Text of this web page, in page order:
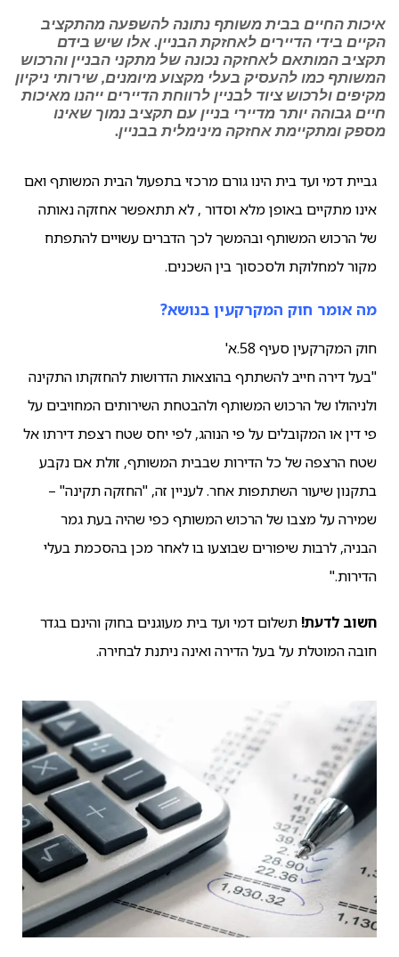
איכות החיים בבית משותף נתונה להשפעה מהתקציב
הקיים בידי הדיירים לאחזקת הבניין. אלו שיש בידם
תקציב המותאם לאחזקה נכונה של מתקני הבניין והרכוש
המשותף כמו להעסיק בעלי מקצוע מיומנים, שירותי ניקיון
מקיפים ולרכוש ציוד לבניין לרווחת הדיירים ייהנו מאיכות
חיים גבוהה יותר מדיירי בניין עם תקציב נמוך שאינו
מספק ומתקיימת אחזקה מינימלית בבניין.
גביית דמי ועד בית הינו גורם מרכזי בתפעול הבית המשותף ואם
אינו מתקיים באופן מלא וסדור , לא תתאפשר אחזקה נאותה
של הרכוש המשותף ובהמשך לכך הדברים עשויים להתפתח
מקור למחלוקת ולסכסוך בין השכנים.
מה אומר חוק המקרקעין בנושא?
חוק המקרקעין סעיף 58.א'
"בעל דירה חייב להשתתף בהוצאות הדרושות להחזקתו התקינה
ולניהולו של הרכוש המשותף ולהבטחת השירותים המחויבים על
פי דין או המקובלים על פי הנוהג, לפי יחס שטח רצפת דירתו אל
שטח הרצפה של כל הדירות שבבית המשותף, זולת אם נקבע
בתקנון שיעור השתתפות אחר. לעניין זה, "החזקה תקינה" –
שמירה על מצבו של הרכוש המשותף כפי שהיה בעת גמר
הבניה, לרבות שיפורים שבוצעו בו לאחר מכן בהסכמת בעלי
הדירות."
חשוב לדעת! תשלום דמי ועד בית מעוגנים בחוק והינם בגדר
חובה המוטלת על בעל הדירה ואינה ניתנת לבחירה.